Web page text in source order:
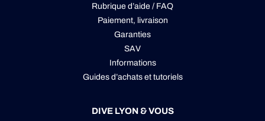
Rubrique d’aide / FAQ
Paiement, livraison
Garanties
SAV
Informations
Guides d’achats et tutoriels
DIVE LYON & VOUS